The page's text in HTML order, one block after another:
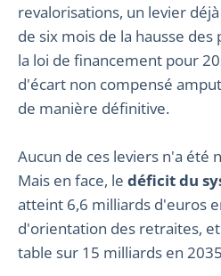
revalorisations, un levier
de six mois de la hausse des
la loi de financement pour
d'écart non compensé
de manière définitive.
Aucun de ces leviers n'a été
Mais en face, le déficit du
atteint 6,6 milliards d'euros
d'orientation des retraites,
table sur 15 milliards en